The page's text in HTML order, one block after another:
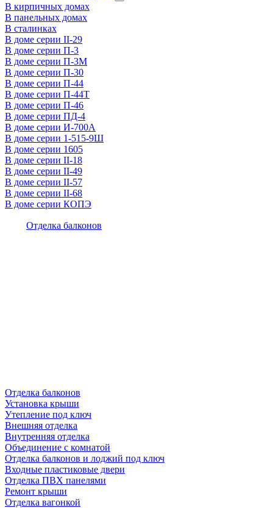
В кирпичных домах
В панельных домах
В сталинках
В доме серии II-29
В доме серии П-3
В доме серии П-3М
В доме серии П-30
В доме серии П-44
В доме серии П-44Т
В доме серии П-46
В доме серии ПД-4
В доме серии И-700А
В доме серии 1-515-9Ш
В доме серии 1605
В доме серии II-18
В доме серии II-49
В доме серии II-57
В доме серии II-68
В доме серии КОПЭ
Отделка балконов
Отделка балконов
Установка крыши
Утепление под ключ
Внешняя отделка
Внутренняя отделка
Объединение с комнатой
Отделка балконов и лоджий под ключ
Входные пластиковые двери
Отделка ПВХ панелями
Ремонт крыши
Отделка вагонкой